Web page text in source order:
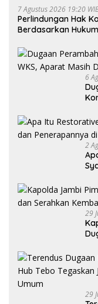
7 Agustus 2026 19:20
Perlindungan Hak
Berdasarkan
6
2
29
29